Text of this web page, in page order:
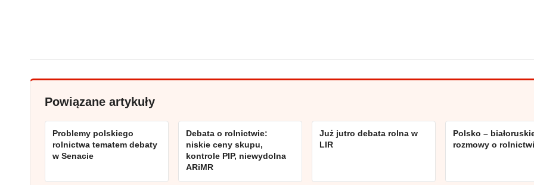
Powiązane artykuły
Problemy polskiego
rolnictwa tematem debaty
w Senacie
Debata o rolnictwie:
niskie ceny skupu,
kontrole PIP, niewydolna
ARiMR
Już jutro debata rolna w
LIR
Polsko –
rozmowy o